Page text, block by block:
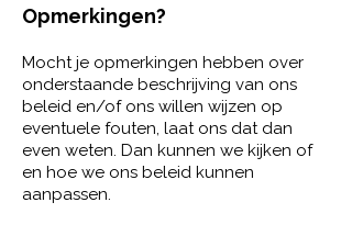
Opmerkingen?
Mocht je opmerkingen hebben over
onderstaande beschrijving van ons
beleid en/of ons willen wijzen op
eventuele fouten, laat ons dat dan
even weten. Dan kunnen we kijken of
en hoe we ons beleid kunnen
aanpassen.